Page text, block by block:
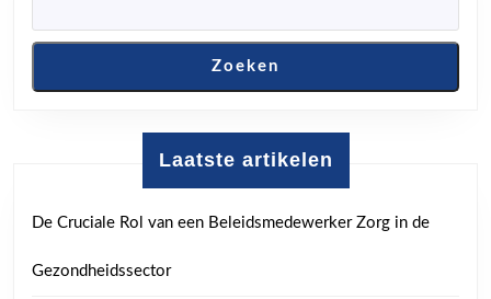
Zoeken
Laatste artikelen
De Cruciale Rol van een Beleidsmedewerker Zorg in de
Gezondheidssector